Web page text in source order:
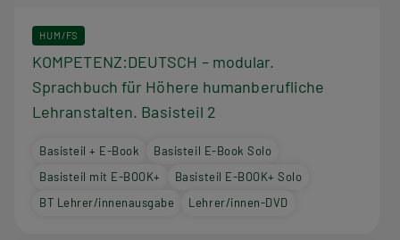
HUM/FS
KOMPETENZ:DEUTSCH – modular.
Sprachbuch für Höhere humanberufliche
Lehranstalten. Basisteil 2
Basisteil + E-Book
Basisteil E-Book Solo
Basisteil mit E-BOOK+
Basisteil E-BOOK+ Solo
BT Lehrer/innenausgabe
Lehrer/innen-DVD